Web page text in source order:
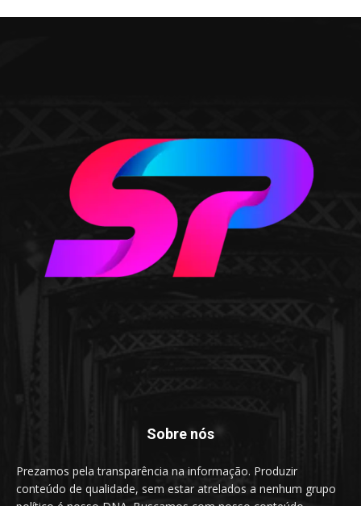
Sobre nós
Prezamos pela transparência na informação. Produzir
conteúdo de qualidade, sem estar atrelados a nenhum grupo